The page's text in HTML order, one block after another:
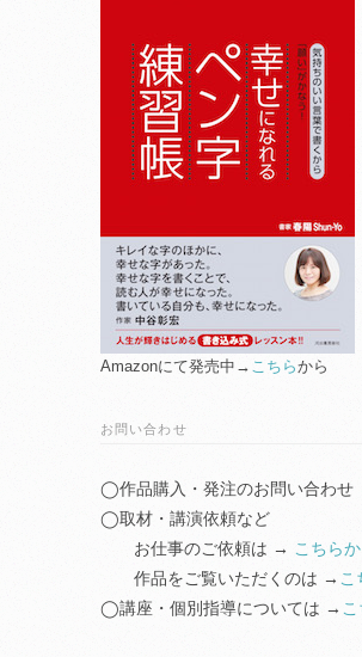
Amazonにて発売中→ こちらから
お問い合わせ
◯作品購入・発注のお問い合わせ
◯取材・講演依頼など
お仕事のご依頼は → こちら
作品をご覧いただくのは → こ
◯講座・個別指導については →